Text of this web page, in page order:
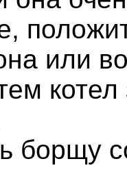
или
борщу